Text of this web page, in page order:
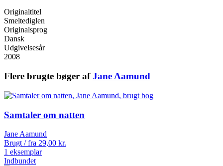
Originaltitel
Smeltediglen
Originalsprog
Dansk
Udgivelsesår
2008
Flere brugte bøger afJane Aamund
Samtaler om natten
Jane Aamund
Brugt / fra 29,00 kr.
1 eksemplar
Indbundet